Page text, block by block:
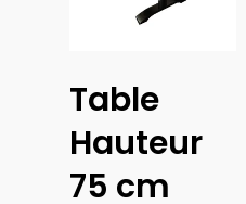
Table
Hauteur
75 cm